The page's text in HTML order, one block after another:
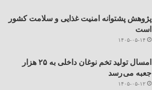
پژوهش پشتوانه امنیت غذایی و سلامت کشور
است
۱۴۰۵-۰۵-۱۴
امسال تولید تخم نوغان داخلی به ۲۵ هزار
جعبه می رسد
۱۴۰۵-۰۵-۱۲